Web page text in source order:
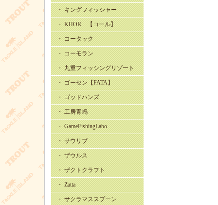
・ キングフィッシャー
・ KHOR 【コール】
・ コータック
・ コーモラン
・ 九重フィッシングリゾート
・ ゴーセン【FATA】
・ ゴッドハンズ
・ 工房青嶋
・ GameFishingLabo
・ サウリブ
・ ザウルス
・ ザクトクラフト
・ Zatta
・ サクラマススプーン